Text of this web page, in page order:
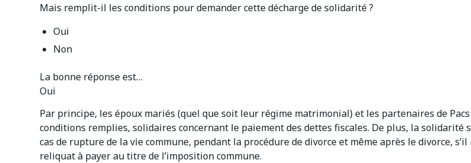
Mais remplit-il les conditions pour demander cette décharge de solidarité ?
Oui
Non
La bonne réponse est…
Oui
Par principe, les époux mariés (quel que soit leur régime matrimonial) et les partenaires de
conditions remplies, solidaires concernant le paiement des dettes fiscales. De plus, la solidarité
cas de rupture de la vie commune, pendant la procédure de divorce et même après le divorce,
reliquat à payer au titre de l’imposition commune.